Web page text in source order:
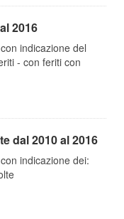
2016
indicazione del
- con feriti con
dal 2010 al 2016
indicazione dei: